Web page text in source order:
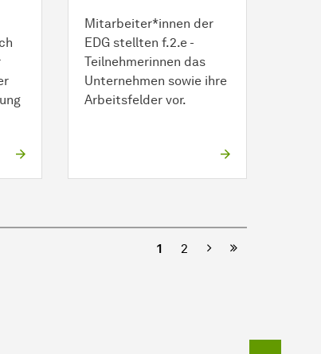
Mitarbeiter*innen der
EDG stellten f.2.e -
Teilnehmerinnen das
Unternehmen sowie ihre
Arbeitsfelder vor.
1 2 Nächste